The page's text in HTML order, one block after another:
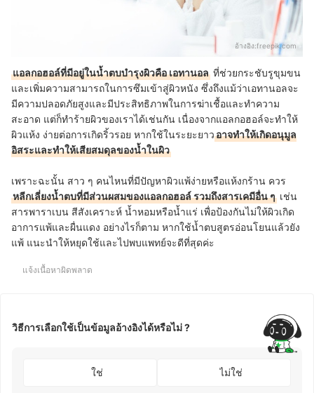
อ้างอิง:freepik.com
แอลกอฮอล์ที่มีอยู่ในน้ำตบบำรุงผิวคือ เอทานอล ที่ช่วยกระชับรูขุมขน
และเพิ่มความสามารถในการซึมเข้าสู่ผิวหนัง ซึ่งถึงแม้ว่าเอทานอลจะ
มีความปลอดภัยสูงและมีประสิทธิภาพในการฆ่าเชื้อและทำความ
สะอาด แต่ก็ทำร้ายผิวของเราได้เช่นกัน เนื่องจากแอลกอฮอล์จะทำให้
ผิวแห้ง ง่ายต่อการเกิดริ้วรอย หากใช้ในระยะยาวอาจทำให้เกิดอนุมูล
อิสระและทำให้เสียสมดุลของน้ำในผิว
เพราะฉะนั้น สาว ๆ คนไหนที่มีปัญหาผิวแพ้ง่ายหรือแห้งกร้าน ควร
หลีกเลี่ยงน้ำตบที่มีส่วนผสมของแอลกอฮอล์ รวมถึงสารเคมีอื่น ๆ เช่น
สารพาราเบน สีสังเคราะห์ น้ำหอมหรือน้ำแร่ เพื่อป้องกันไม่ให้ผิวเกิด
อาการแพ้และผื่นแดง อย่างไรก็ตาม หากใช้น้ำตบสูตรอ่อนโยนแล้วยัง
แพ้ แนะนำให้หยุดใช้และไปพบแพทย์จะดีที่สุดค่ะ
แจ้งเนื้อหาผิดพลาด
วิธีการเลือกใช้เป็นข้อมูลอ้างอิงได้หรือไม่ ?
ใช่ ไม่ใช่